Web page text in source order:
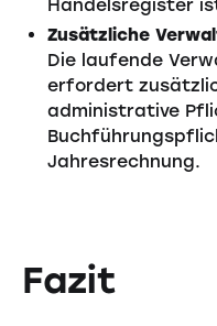
Handelsregister
Zusätzliche
Die laufende
erfordert
administrative
Jahresrechnung.
Fazit